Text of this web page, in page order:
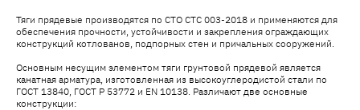
Тяги прядевые производятся по СТО СТС 003-2018 и применяются для
обеспечения прочности, устойчивости и закрепления ограждающих
конструкций котлованов, подпорных стен и причальных сооружений.
Основным несущим элементом тяги грунтовой прядевой является
канатная арматура, изготовленная из высокоуглеродистой стали по
ГОСТ 13840, ГОСТ Р 53772 и EN 10138. Различают две основные
конструкции: